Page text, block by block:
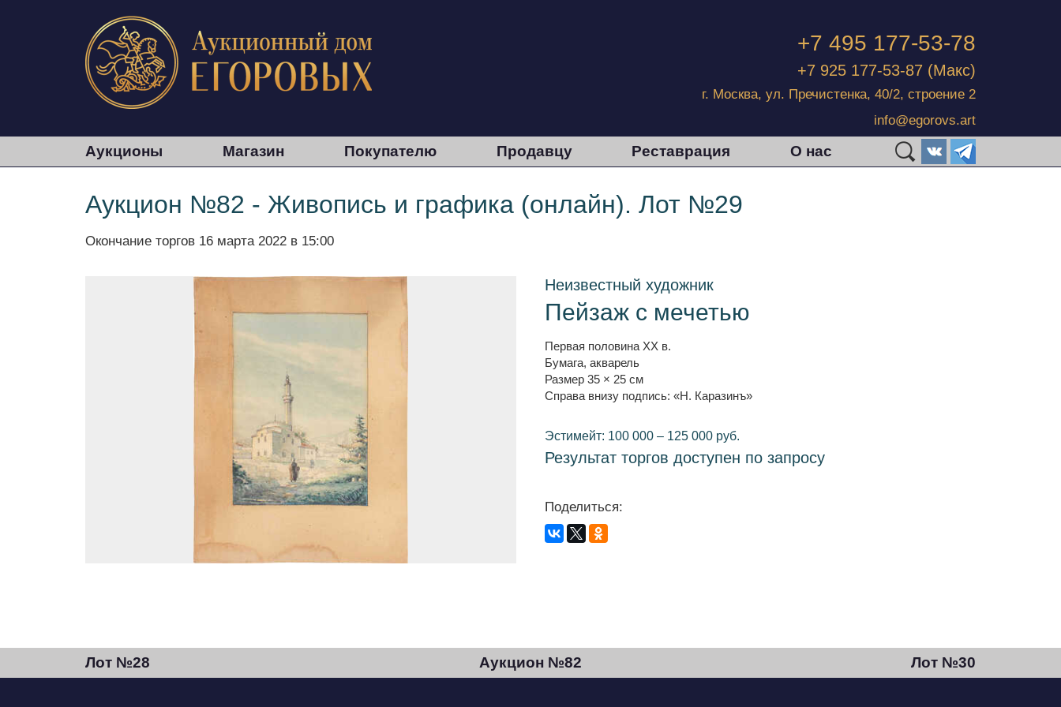
+7 495 177-53-78
+7 925 177-53-87 (Макс)
г. Москва, ул. Пречистенка, 40/2, строение 2
info@egorovs.art
Аукционы Магазин Покупателю Продавцу Реставрация О нас
Аукцион №82 - Живопись и графика (онлайн). Лот №29
Окончание торгов 16 марта 2022 в 15:00
Неизвестный художник
Пейзаж с мечетью
Первая половина ХХ в.
Бумага, акварель
Размер 35 × 25 см
Справа внизу подпись: «Н. Каразинъ»
Эстимейт: 100 000 – 125 000 руб.
Результат торгов доступен по запросу
Поделиться:
Лот №28 Аукцион №82 Лот №30